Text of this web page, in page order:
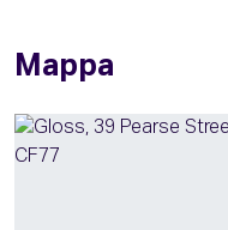
Mappa